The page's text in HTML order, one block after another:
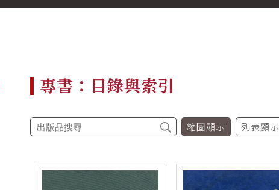
專書：目錄與索引
縮圖顯示 列表顯示